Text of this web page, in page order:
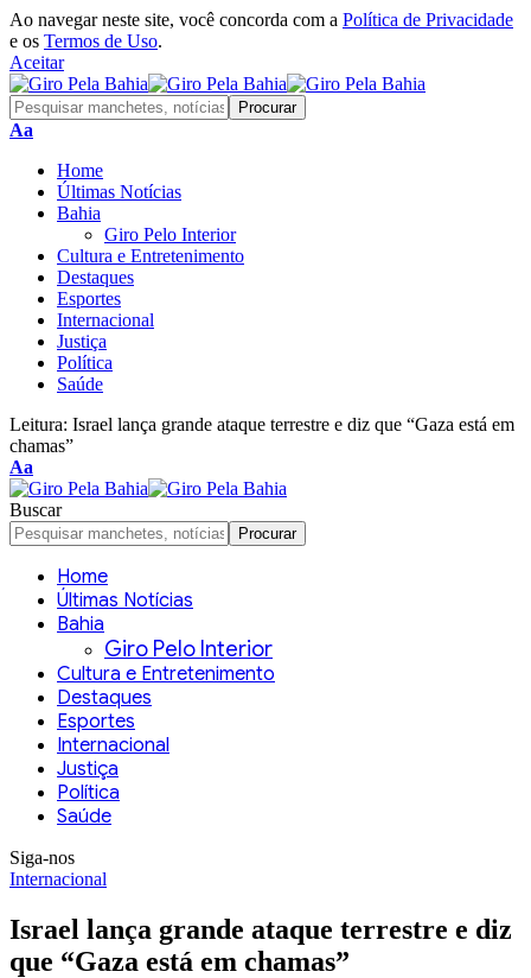
Ao navegar neste site, você concorda com a Política de Privacidade
e os Termos de Uso.
Aceitar
Font
Aa
Home
Últimas Notícias
Bahia
Giro Pelo Interior
Cultura e Entretenimento
Destaques
Esportes
Internacional
Justiça
Política
Saúde
Leitura: Israel lança grande ataque terrestre e diz que “Gaza está em
chamas”
Font
Resizer
Aa
Buscar
Home
Últimas Notícias
Bahia
Giro Pelo Interior
Cultura e Entretenimento
Destaques
Esportes
Internacional
Justiça
Política
Saúde
Siga-nos
Internacional
Israel lança grande ataque terrestre e diz
que “Gaza está em chamas”